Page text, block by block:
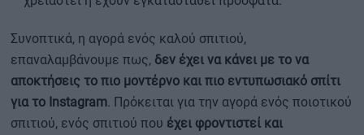
Συνοπτικά, η αγορά ενός καλού σπιτιού,
επαναλαμβάνουμε πως, δεν έχει να κάνει με το να
αποκτήσεις το πιο μοντέρνο και πιο εντυπωσιακό σπίτι
για το Instagram. Πρόκειται για την αγορά ενός ποιοτικού
σπιτιού, ενός σπιτιού που έχει φροντιστεί και